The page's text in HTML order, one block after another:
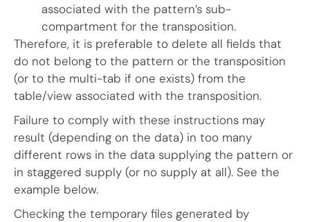
associated with the pattern’s sub-
compartment for the transposition.
Therefore, it is preferable to delete all fields that
do not belong to the pattern or the transposition
(or to the multi-tab if one exists) from the
table/view associated with the transposition.
Failure to comply with these instructions may
result (depending on the data) in too many
different rows in the data supplying the pattern or
in staggered supply (or no supply at all). See the
example below.
Checking the temporary files generated by